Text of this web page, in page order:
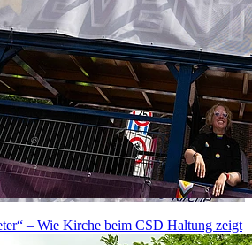
– Wie Kirche beim CSD Haltung zeigt